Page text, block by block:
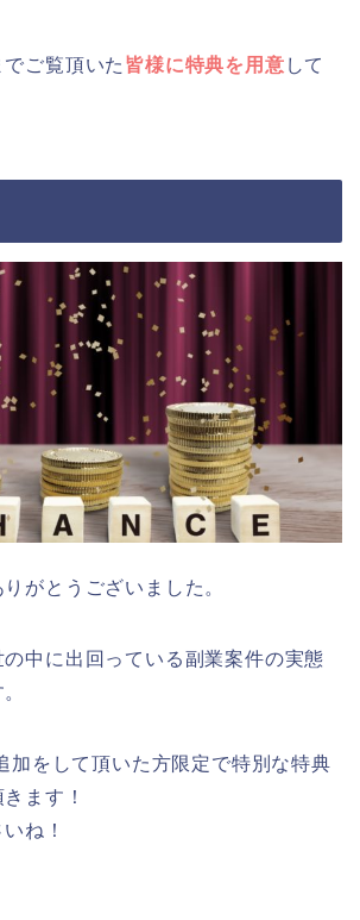
ご覧頂いた 皆様に特典を用意 して
がとうございました。
中に出回っている副業案件の実態
加をして頂いた方限定で特別な特典
ます！
ね！